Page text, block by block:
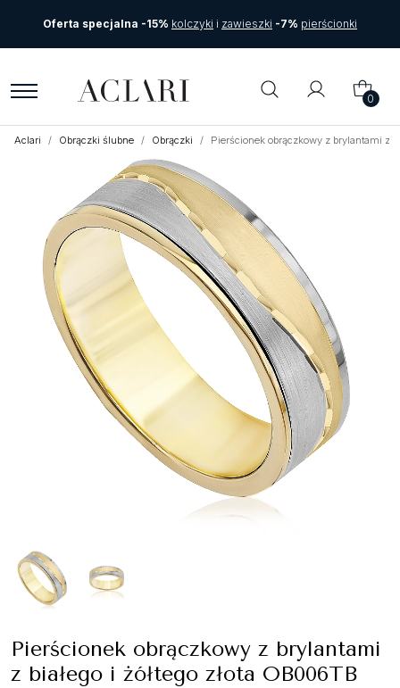
Oferta specjalna -15% kolczyki i zawieszki -7% pierścionki
0
Aclari Obrączki ślubne Obrączki Pierścionek obrączkowy z brylantami z
Pierścionek obrączkowy z brylantami
z białego i żółtego złota OB006TB